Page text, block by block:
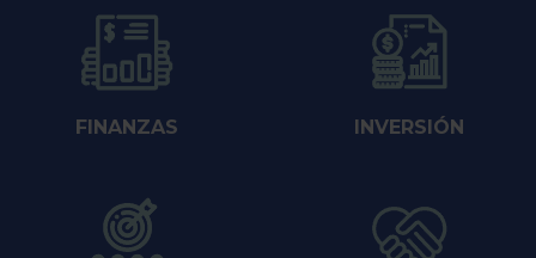
FINANZAS INVERSIÓN